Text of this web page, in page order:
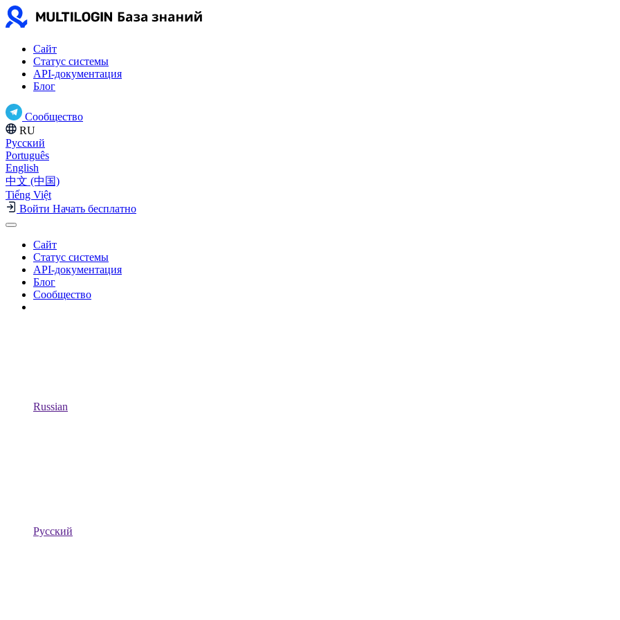
Сайт
Статус системы
API-документация
Блог
Сообщество
RU
Русский
Português
English
中文 (中国)
Tiếng Việt
Войти Начать бесплатно
Сайт
Статус системы
API-документация
Блог
Сообщество
Russian
Русский